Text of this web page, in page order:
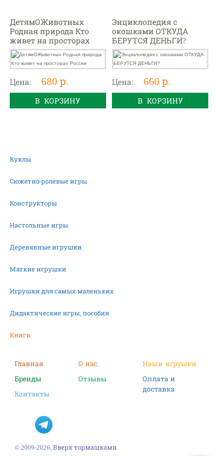
ДетямОЖивотных
Родная природа Кто
живет на просторах
России
Цена: 680 р.
В КОРЗИНУ
Энциклопедия с
окошками ОТКУДА
БЕРУТСЯ ДЕНЬГИ?
Цена: 660 р.
В КОРЗИНУ
Куклы
Сюжетно-ролевые игры
Конструкторы
Настольные игры
Деревянные игрушки
Мягкие игрушки
Игрушки для самых маленьких
Дидактические игры, пособия
Книги
Фигурки
Наборы для творчества
Пазлы
Главная О нас
Наши игрушки
Бренды
Отзывы
Оплата и
доставка
Контакты
© 2009-2026, Вверх тормашками